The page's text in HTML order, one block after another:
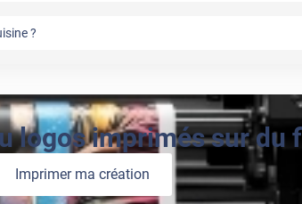
?
logos imprimés sur du
Imprimer ma création